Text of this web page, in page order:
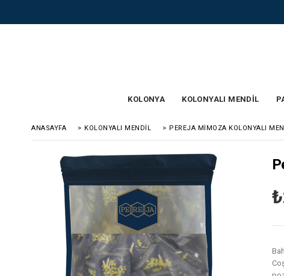
KOLONYA KOLONYALI MENDİL
ANASAYFA > KOLONYALI MENDİL > PEREJA MIMOZA KOLONYALI